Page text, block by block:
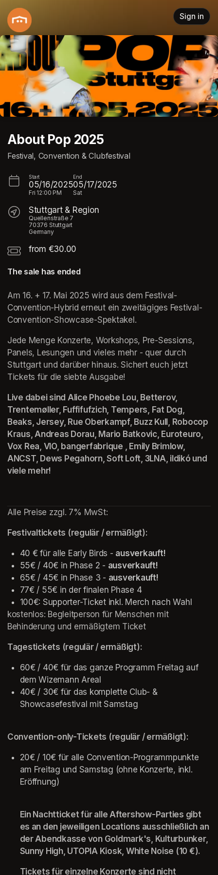
Skip header
Sign in
About Pop 2025
Festival, Convention & Clubfestival
Start
05/16/2025
Fri 12:00 PM
End
05/17/2025
Sat
Stuttgart & Region
Quellenstraße 7
70376 Stuttgart
Germany
from €30.00
The sale has ended
Am 16. + 17. Mai 2025 wird aus dem Festival-
Convention-Hybrid erneut ein zweitägiges Festival-
Convention-Showcase-Spektakel.
Jede Menge Konzerte, Workshops, Pre-Sessions,
Panels, Lesungen und vieles mehr - quer durch
Stuttgart und darüber hinaus. Sichert euch jetzt
Tickets für die siebte Ausgabe!
Live dabei sind Alice Phoebe Lou, Betterov,
Trentemøller, Fuffifufzich, Tempers, Fat Dog,
Beaks, Jersey, Rue Oberkampf, Buzz Kull, Robocop
Kraus, Andreas Dorau, Mario Batkovic, Euroteuro,
Vox Rea, VIO, bangerfabrique , Emily Brimlow,
ANCST, Dews Pegahorn, Soft Loft, 3LNA, ildikó und
viele mehr!
Alle Preise zzgl. 7% MwSt:
Festivaltickets (regulär / ermäßigt):
40 € für alle Early Birds - ausverkauft!
55€ / 40€ in Phase 2 - ausverkauft!
65€ / 45€ in Phase 3 - ausverkauft!
77€ / 55€ in der finalen Phase 4
100€: Supporter-Ticket inkl. Merch nach Wahl
kostenlos: Begleitperson für Menschen mit
Behinderung und ermäßigtem Ticket
Tagestickets (regulär / ermäßigt):
60€ / 40€ für das ganze Programm Freitag auf
dem Wizemann Areal
40€ / 30€ für das komplette Club- &
Showcasefestival mit Samstag
Convention-only-Tickets (regulär / ermäßigt):
20€ / 10€ für alle Convention-Programmpunkte
am Freitag und Samstag (ohne Konzerte, inkl.
Eröffnung)
Ein Nachtticket für alle Aftershow-Parties gibt
es an den jeweiligen Locations ausschließlich an
der Abendkasse von Goldmark's, Kulturbunker,
Sunny High, UTOPIA Kiosk, White Noise (10 €).
Tickets für einzelne Konzerte sind nicht